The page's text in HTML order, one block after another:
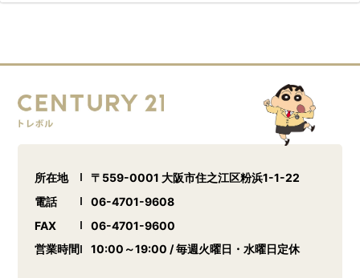
所在地
〒559-0001 大阪市住之江区粉浜1-1-22
電話
06-4701-9608
FAX
06-4701-9600
営業時間
10:00～19:00 / 毎週火曜日・水曜日定休